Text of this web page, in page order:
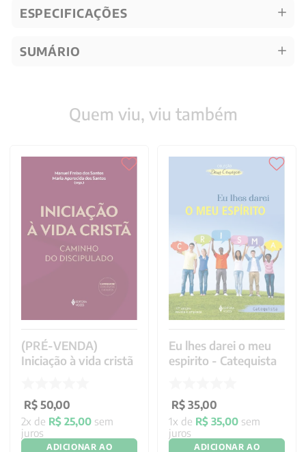
ESPECIFICAÇÕES
SUMÁRIO
Quem viu, viu também
(PRÉ-VENDA)
Iniciação à vida cristã
R$ 50,00
2x de R$ 25,00 sem
juros
ADICIONAR AO
Eu lhes darei o meu
espirito - Catequista
R$ 35,00
1x de R$ 35,00 sem
juros
ADICIONAR AO